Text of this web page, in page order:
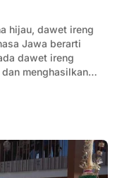
hijau, dawet ireng
Jawa berarti
dawet ireng
menghasilkan